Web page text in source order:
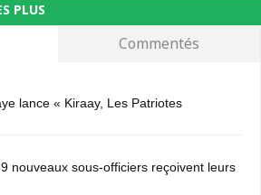
PLUS
Commentés
lance « Kiraay, Les Patriotes
nouveaux sous-officiers reçoivent leurs